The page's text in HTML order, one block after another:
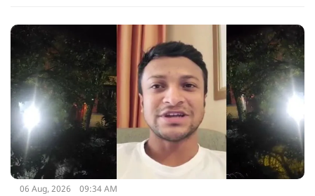
06 Aug, 2026 09:34 AM